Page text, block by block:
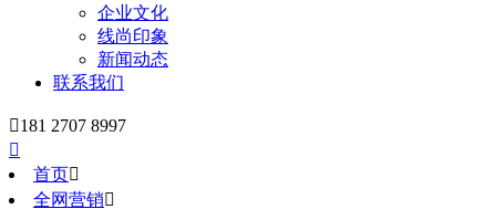
企业文化
线尚印象
新闻动态
联系我们
181 2707 8997

首页
全网营销